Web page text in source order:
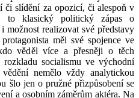
či slídění za opozicí, či alespoň v
to klasický politický zápas o
realizovat své představy
měl své spojence ve
věděl více a přesněji o těch
socialismu ve východní
nemělo vždy analytickou
šlo jen o pružné přizpůsobení se
a osobním záměrům aktéra. Na